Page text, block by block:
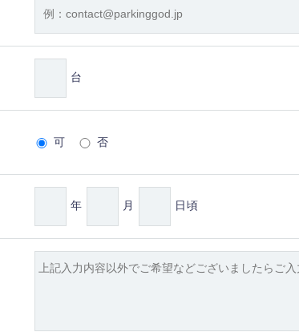
台
可 否
年 月 日頃